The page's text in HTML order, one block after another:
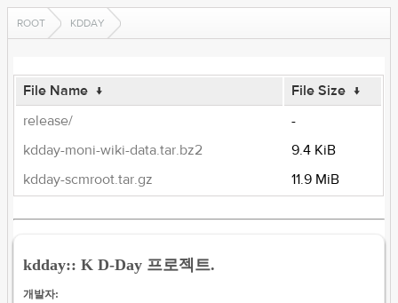
ROOT KDDAY
File Name ↓ File Size ↓
release/
-
kdday-moni-wiki-data.tar.bz2
9.4 KiB
kdday-scmroot.tar.gz
11.9 MiB
kdday:: K D-Day 프로젝트.
개발자: